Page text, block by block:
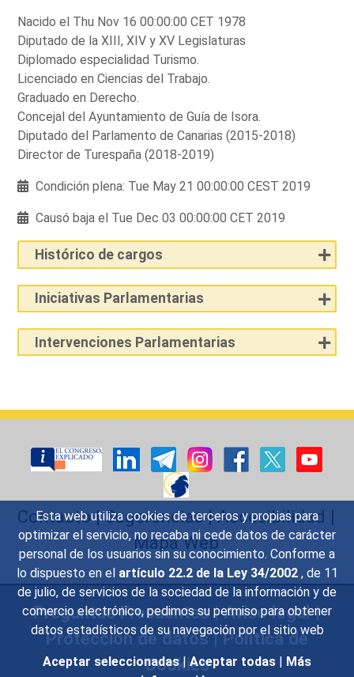
Esta web utiliza cookies de terceros y propias para
optimizar el servicio, no recaba ni cede datos de carácter
personal de los usuarios sin su conocimiento. Conforme a
lo dispuesto en el artículo 22.2 de la Ley 34/2002 , de 11
de julio, de servicios de la sociedad de la información y de
comercio electrónico, pedimos su permiso para obtener
datos estadísticos de su navegación por el sitio web
Aceptar seleccionadas | Aceptar todas | Más
Nacido el Thu Nov 16 00:00:00 CET 1978
Diputado de la XIII, XIV y XV Legislaturas
Diplomado especialidad Turismo.
Licenciado en Ciencias del Trabajo.
Graduado en Derecho.
Concejal del Ayuntamiento de Guía de Isora.
Diputado del Parlamento de Canarias (2015-2018)
Director de Turespaña (2018-2019)
Condición plena: Tue May 21 00:00:00 CEST 2019
Causó baja el Tue Dec 03 00:00:00 CET 2019
Histórico de cargos
Iniciativas Parlamentarias
Intervenciones Parlamentarias
Contacto|Sugerencias|Accesibilidad |
Mapa Web
Preguntas Frecuentes|Aviso legal|
Protección de datos|Política de
Cookies